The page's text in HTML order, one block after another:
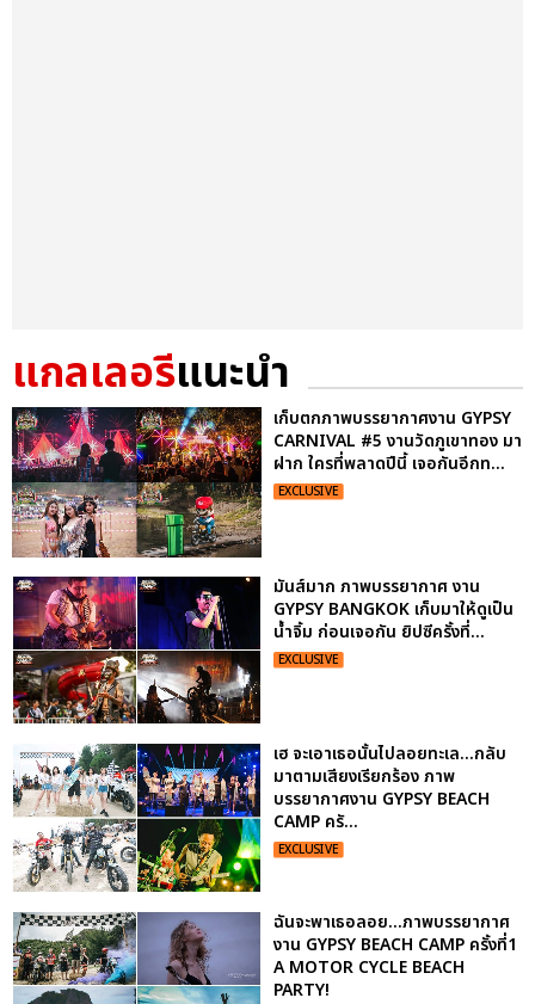
แกลเลอรีแนะนำ
เก็บตกภาพบรรยากาศงาน GYPSY
CARNIVAL #5 งานวัดภูเขาทอง มา
ฝาก ใครที่พลาดปีนี้ เจอกันอีกท...
EXCLUSIVE
มันส์มาก ภาพบรรยากาศ งาน
GYPSY BANGKOK เก็บมาให้ดูเป็น
น้ำจิ้ม ก่อนเจอกัน ยิปซีครั้งที่...
EXCLUSIVE
เฮ จะเอาเธอนั้นไปลอยทะเล...กลับ
มาตามเสียงเรียกร้อง ภาพ
บรรยากาศงาน GYPSY BEACH
CAMP ครั...
EXCLUSIVE
ฉันจะพาเธอลอย...ภาพบรรยากาศ
งาน GYPSY BEACH CAMP ครั้งที่1
A MOTOR CYCLE BEACH
PARTY!